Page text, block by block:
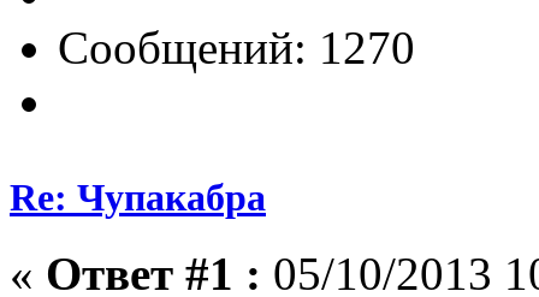
Сообщений: 1270
Re: Чупакабра
« Ответ #1 : 05/10/2013